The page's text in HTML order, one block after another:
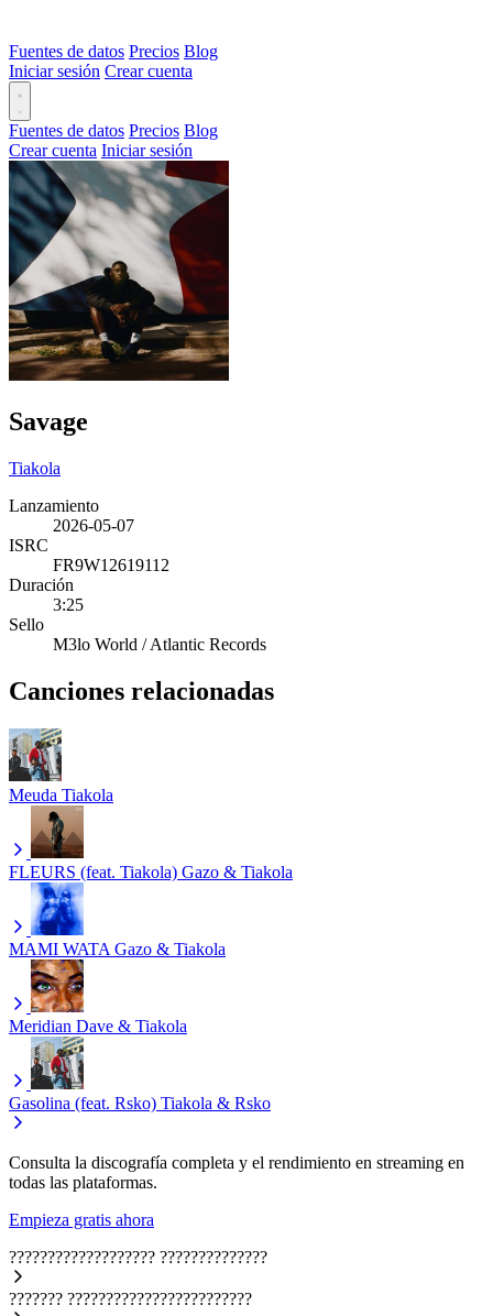
Fuentes de datos Precios Blog
Iniciar sesión Crear cuenta
Fuentes de datos Precios Blog
Crear cuenta Iniciar sesión
Savage
Tiakola
Lanzamiento
2026-05-07
ISRC
FR9W12619112
Duración
3:25
Sello
M3lo World / Atlantic Records
Canciones relacionadas
Meuda Tiakola
FLEURS (feat. Tiakola) Gazo & Tiakola
MAMI WATA Gazo & Tiakola
Meridian Dave & Tiakola
Gasolina (feat. Rsko) Tiakola & Rsko
Consulta la discografía completa y el rendimiento en streaming en
todas las plataformas.
Empieza gratis ahora
??????????????????? ??????????????
??????? ????????????????????????